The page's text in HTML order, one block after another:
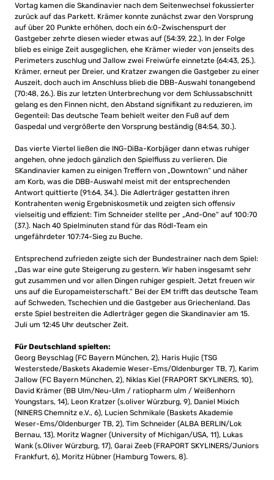
Vortag kamen die Skandinavier nach dem Seitenwechsel fokussierter
zurück auf das Parkett. Krämer konnte zunächst zwar den Vorsprung
auf über 20 Punkte erhöhen, doch ein 6:0-Zwischenspurt der
Gastgeber zehrte diesen wieder etwas auf (54:39, 22.). In der Folge
blieb es einige Zeit ausgeglichen, ehe Krämer wieder von jenseits des
Perimeters zuschlug und Jallow zwei Freiwürfe einnetzte (64:43, 25.).
Krämer, erneut per Dreier, und Kratzer zwangen die Gastgeber zu einer
Auszeit, doch auch im Anschluss blieb die DBB-Auswahl tonangebend
(70:48, 26.). Bis zur letzten Unterbrechung vor dem Schlussabschnitt
gelang es den Finnen nicht, den Abstand signifikant zu reduzieren, im
Gegenteil: Das deutsche Team behielt weiter den Fuß auf dem
Gaspedal und vergrößerte den Vorsprung beständig (84:54, 30.).
Das vierte Viertel ließen die ING-DiBa-Korbjäger dann etwas ruhiger
angehen, ohne jedoch gänzlich den Spielfluss zu verlieren. Die
SKandinavier kamen zu einigen Treffern von „Downtown“ und näher
am Korb, was die DBB-Auswahl meist mit der entsprechenden
Antwort quittierte (91:64, 34.). Die Adlerträger gestatten ihren
Kontrahenten wenig Ergebniskosmetik und zeigten sich offensiv
vielseitig und effizient: Tim Schneider stellte per „And-One“ auf 100:70
(37.). Nach 40 Spielminuten stand für das Rödl-Team ein
ungefährdeter 107:74-Sieg zu Buche.
Entsprechend zufrieden zeigte sich der Bundestrainer nach dem Spiel:
„Das war eine gute Steigerung zu gestern. Wir haben insgesamt sehr
gut zusammen und vor allen Dingen ruhiger gespielt. Jetzt freuen wir
uns auf die Europameisterschaft.“ Bei der EM trifft das deutsche Team
auf Schweden, Tschechien und die Gastgeber aus Griechenland. Das
erste Spiel bestreiten die Adlerträger gegen die Skandinavier am 15.
Juli um 12:45 Uhr deutscher Zeit.
Für Deutschland spielten:
Georg Beyschlag (FC Bayern München, 2), Haris Hujic (TSG
Westerstede/Baskets Akademie Weser-Ems/Oldenburger TB, 7), Karim
Jallow (FC Bayern München, 2), Niklas Kiel (FRAPORT SKYLINERS, 10),
David Krämer (BB Ulm/Neu-Ulm / ratiopharm ulm / Weißenhorn
Youngstars, 14), Leon Kratzer (s.oliver Würzburg, 9), Daniel Mixich
(NINERS Chemnitz e.V., 6), Lucien Schmikale (Baskets Akademie
Weser-Ems/Oldenburger TB, 2), Tim Schneider (ALBA BERLIN/Lok
Bernau, 13), Moritz Wagner (University of Michigan/USA, 11), Lukas
Wank (s.Oliver Würzburg, 17), Garai Zeeb (FRAPORT SKYLINERS/Juniors
Frankfurt, 6), Moritz Hübner (Hamburg Towers, 8).